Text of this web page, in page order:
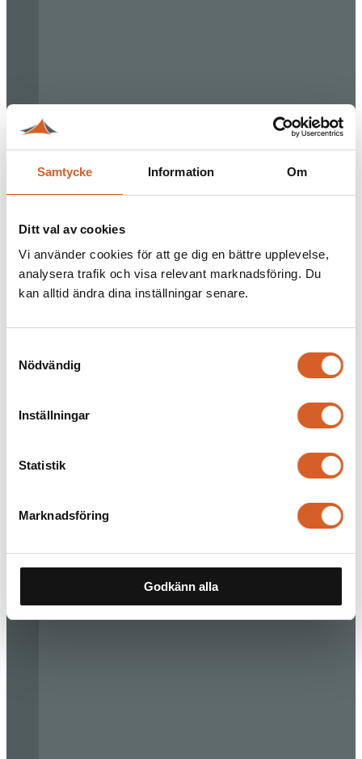
Samtycke Information Om
Ditt val av cookies
Vi använder cookies för att ge dig en bättre upplevelse,
analysera trafik och visa relevant marknadsföring. Du
kan alltid ändra dina inställningar senare.
Nödvändig
Inställningar
Statistik
Marknadsföring
Godkänn alla